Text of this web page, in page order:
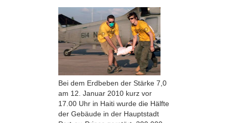
Bei dem Erdbeben der Stärke 7,0
am 12. Januar 2010 kurz vor
17.00 Uhr in Haiti wurde die Hälfte
der Gebäude in der Hauptstadt